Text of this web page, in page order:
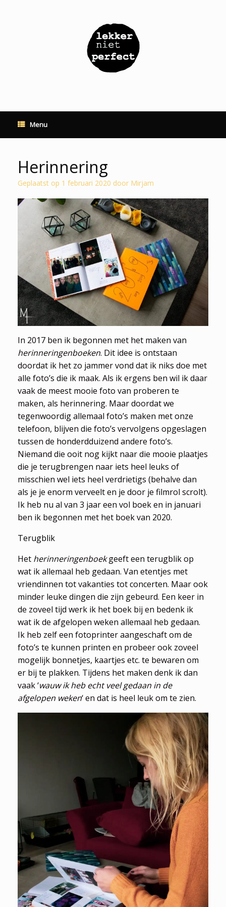
Menu
Herinnering
Geplaatst op 1 februari 2020 door Mirjam
In 2017 ben ik begonnen met het maken van
herinneringenboeken. Dit idee is ontstaan
doordat ik het zo jammer vond dat ik niks doe met
alle foto’s die ik maak. Als ik ergens ben wil ik daar
vaak de meest mooie foto van proberen te
maken, als herinnering. Maar doordat we
tegenwoordig allemaal foto’s maken met onze
telefoon, blijven die foto’s vervolgens opgeslagen
tussen de honderdduizend andere foto’s.
Niemand die ooit nog kijkt naar die mooie plaatjes
die je terugbrengen naar iets heel leuks of
misschien wel iets heel verdrietigs (behalve dan
als je je enorm verveelt en je door je filmrol scrolt).
Ik heb nu al van 3 jaar een vol boek en in januari
ben ik begonnen met het boek van 2020.
Terugblik
Het herinneringenboekgeeft een terugblik op
wat ik allemaal heb gedaan. Van etentjes met
vriendinnen tot vakanties tot concerten. Maar ook
minder leuke dingen die zijn gebeurd. Een keer in
de zoveel tijd werk ik het boek bij en bedenk ik
wat ik de afgelopen weken allemaal heb gedaan.
Ik heb zelf een fotoprinter aangeschaft om de
foto’s te kunnen printen en probeer ook zoveel
mogelijk bonnetjes, kaartjes etc. te bewaren om
er bij te plakken. Tijdens het maken denk ik dan
vaak ‘wauw ik heb echt veel gedaan in de
afgelopen weken‘ en dat is heel leuk om te zien.